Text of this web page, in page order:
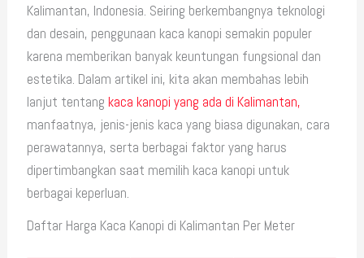
Kalimantan, Indonesia. Seiring berkembangnya teknologi
dan desain, penggunaan kaca kanopi semakin populer
karena memberikan banyak keuntungan fungsional dan
estetika. Dalam artikel ini, kita akan membahas lebih
lanjut tentangkaca kanopi yang ada di Kalimantan,
manfaatnya, jenis-jenis kaca yang biasa digunakan, cara
perawatannya, serta berbagai faktor yang harus
dipertimbangkan saat memilih kaca kanopi untuk
berbagai keperluan.
Daftar Harga Kaca Kanopi di Kalimantan Per Meter